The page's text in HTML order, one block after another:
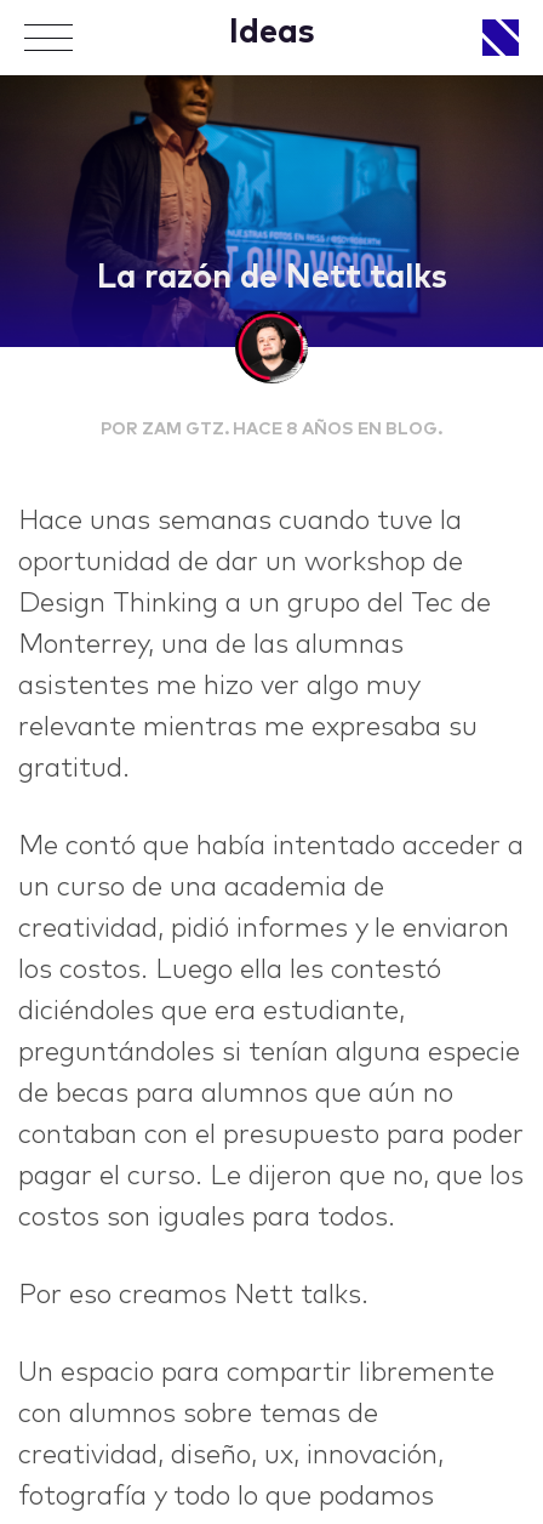
Ideas
La razón de Nett talks
POR ZAM GTZ. HACE 8 AÑOS EN BLOG.
Hace unas semanas cuando tuve la
oportunidad de dar un workshop de
Design Thinking a un grupo del Tec de
Monterrey, una de las alumnas
asistentes me hizo ver algo muy
relevante mientras me expresaba su
gratitud.
Me contó que había intentado acceder a
un curso de una academia de
creatividad, pidió informes y le enviaron
los costos. Luego ella les contestó
diciéndoles que era estudiante,
preguntándoles si tenían alguna especie
de becas para alumnos que aún no
contaban con el presupuesto para poder
pagar el curso. Le dijeron que no, que los
costos son iguales para todos.
Por eso creamos Nett talks.
Un espacio para compartir libremente
con alumnos sobre temas de
creatividad, diseño, ux, innovación,
fotografía y todo lo que podamos
APPROACH
IDEAS
ABOUT
CONTACT
hi@nett.mx